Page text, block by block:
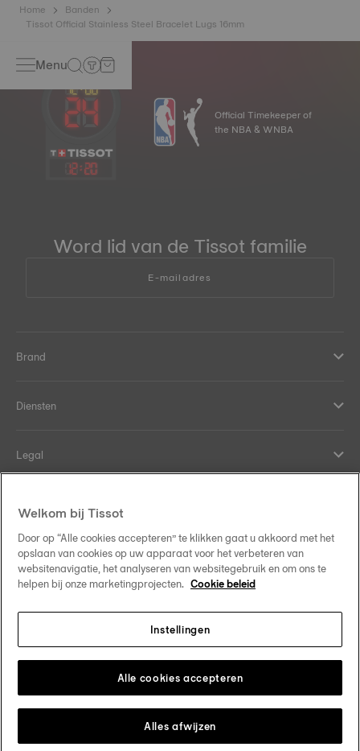
Home
Banden
Tissot Official Stainless Steel Bracelet Lugs 16mm
Menu
12:20
Official Timekeeper of
the NBA & WNBA
Word lid van de Tissot familie
E-mailadres
Brand
Diensten
Legal
Onze verplichtingen
Volg ons op sociale media
Verander van land Tissot Copyrights 2026
Welkom bij Tissot
Door op “Alle cookies accepteren” te klikken gaat u akkoord met het
opslaan van cookies op uw apparaat voor het verbeteren van
websitenavigatie, het analyseren van websitegebruik en om ons te
helpen bij onze marketingprojecten. Cookie beleid
Instellingen
Alles afwijzen
Alle cookies accepteren